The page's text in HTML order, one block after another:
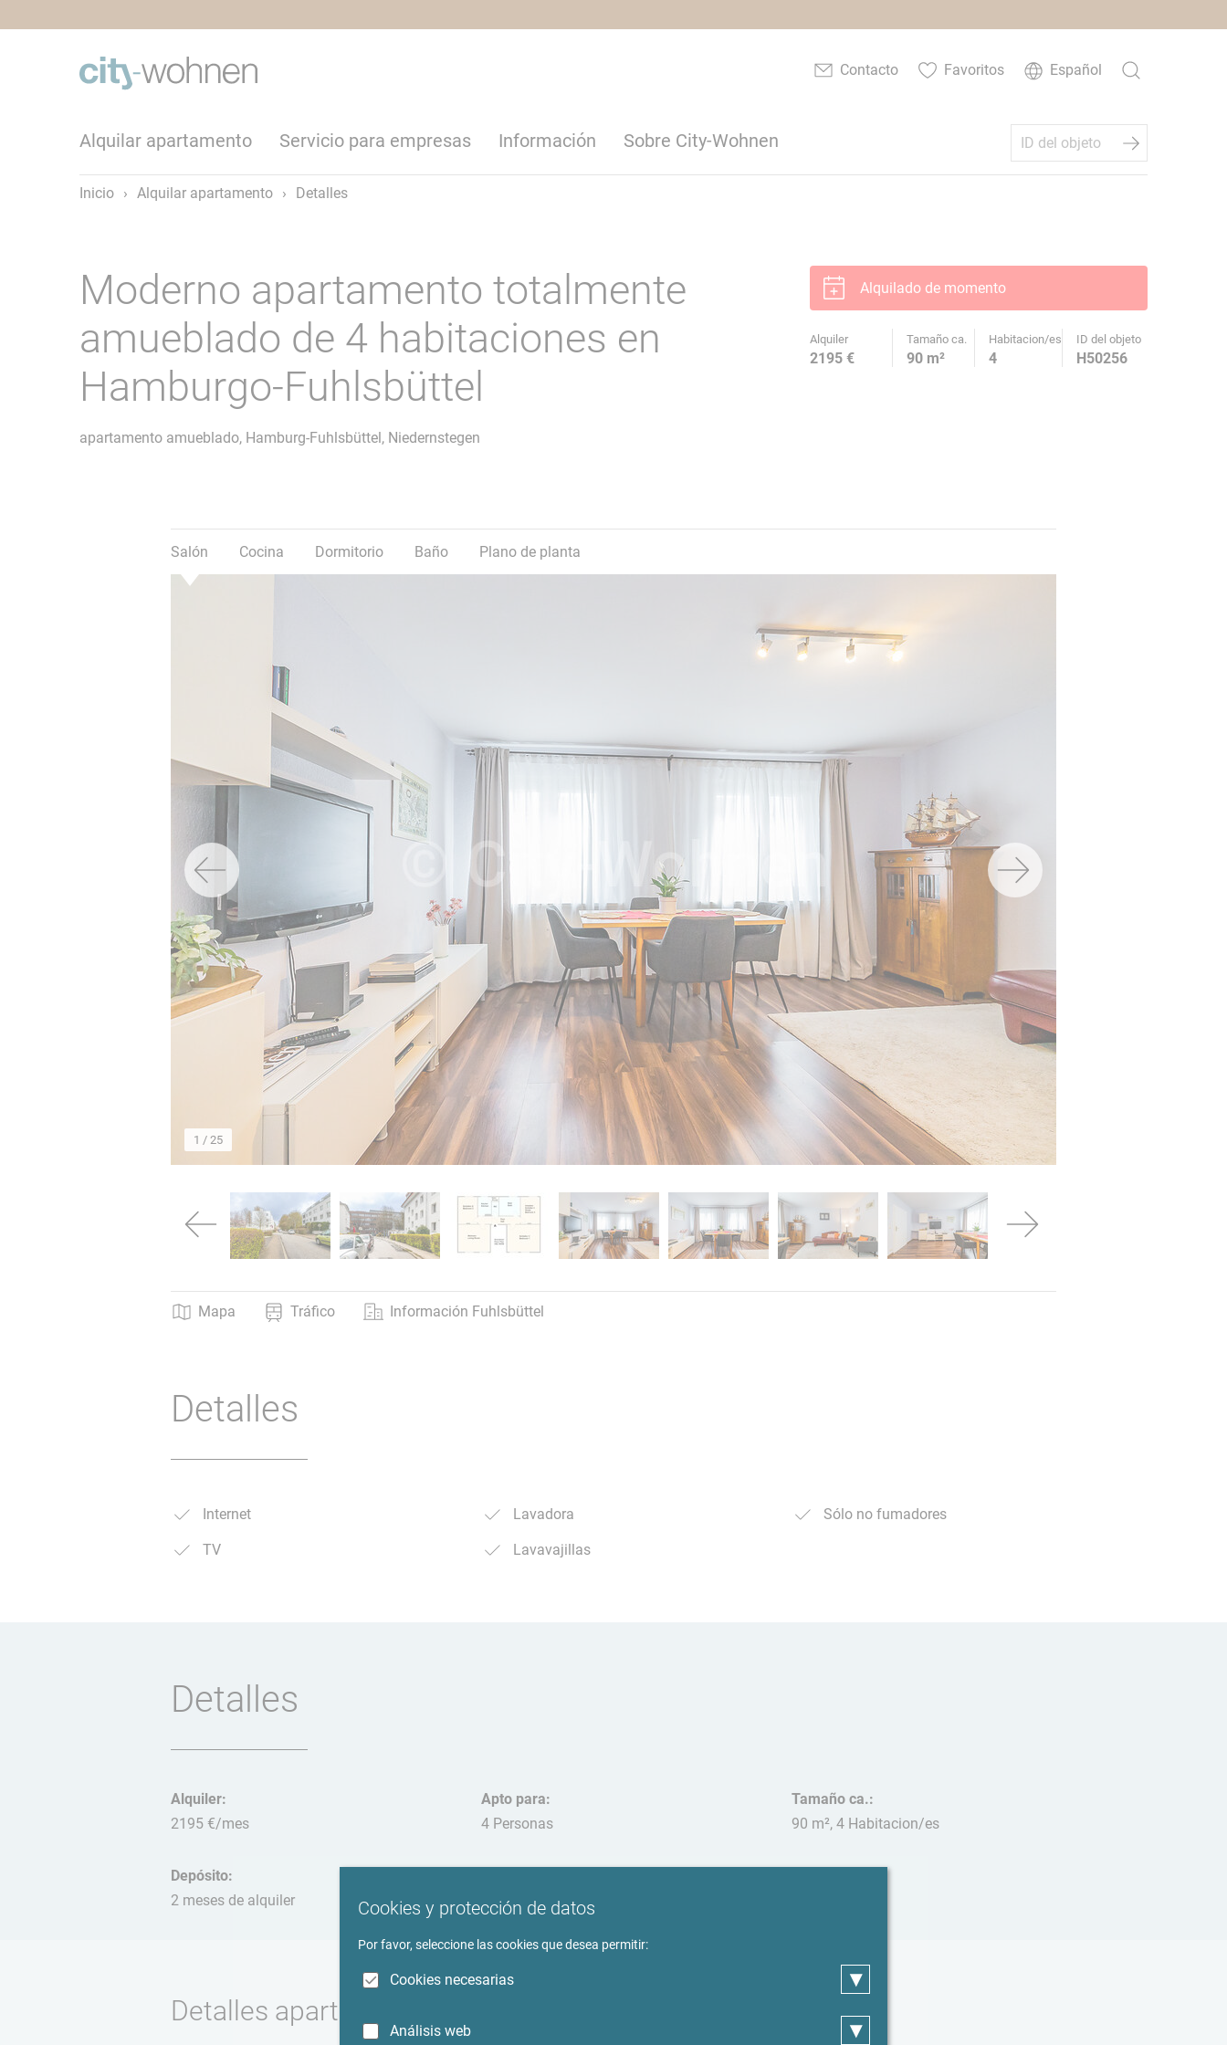
Contacto Favoritos Español
Alquilar apartamento Servicio para empresas Información Sobre City-Wohnen
Inicio › Alquilar apartamento › Detalles
Moderno apartamento totalmente
amueblado de 4 habitaciones en
Hamburgo-Fuhlsbüttel
apartamento amueblado, Hamburg-Fuhlsbüttel, Niedernstegen
Salón Cocina Dormitorio Baño Plano de planta
1 / 25
→
Alquilado de momento
Alquiler Tamaño ca. Habitacion/es ID del objeto
2195 € 90 m² 4 H50256
Mapa Tráfico Información Fuhlsbüttel
Detalles
Internet
TV
Lavadora
Lavavajillas
Sólo no fumadores
Detalles
Alquiler:
2195 €/mes
Depósito:
2 meses de alquiler
Apto para:
4 Personas
Tamaño ca.:
90 m², 4 Habitacion/es
Detalles apartamento
Cookies y protección de datos
Por favor, seleccione las cookies que desea permitir:
Cookies necesarias ▾
Análisis web ▾